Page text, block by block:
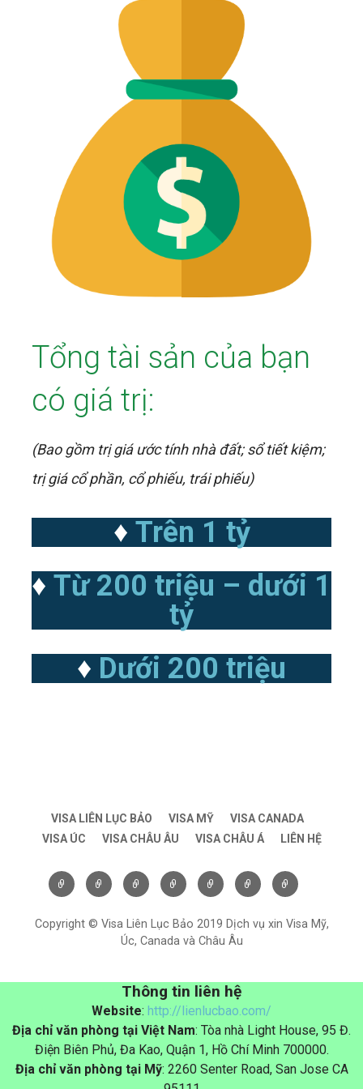
Tổng tài sản của bạn
có giá trị:
(Bao gồm trị giá ước tính nhà đất; sổ tiết kiệm;
trị giá cổ phần, cổ phiếu, trái phiếu)
♦️ Trên 1 tỷ
♦️ Từ 200 triệu – dưới 1
tỷ
♦️ Dưới 200 triệu
VISA LIÊN LỤC BẢO VISA MỸ
VISA CANADA
VISA ÚC
VISA CHÂU ÂU VISA CHÂU Á LIÊN HỆ
Copyright © Visa Liên Lục Bảo 2019 Dịch vụ xin Visa Mỹ,
Úc, Canada và Châu Âu
Thông tin liên hệ
Website: http://lienlucbao.com/
Địa chỉ văn phòng tại Việt Nam: Tòa nhà Light House, 95 Đ.
Điện Biên Phủ, Đa Kao, Quận 1, Hồ Chí Minh 700000.
Địa chỉ văn phòng tại Mỹ: 2260 Senter Road, San Jose CA